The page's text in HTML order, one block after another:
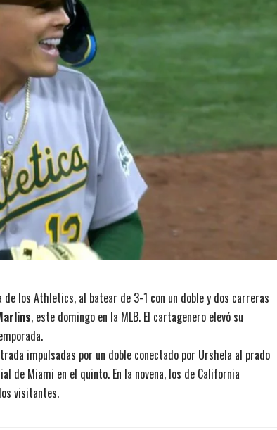
los Athletics, al batear de 3-1 con un doble y dos carreras
, este domingo en la MLB. El cartagenero elevó su
impulsadas por un doble conectado por Urshela al prado
de Miami en el quinto. En la novena, los de California
visitantes.